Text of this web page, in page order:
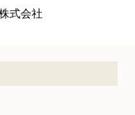
式会社